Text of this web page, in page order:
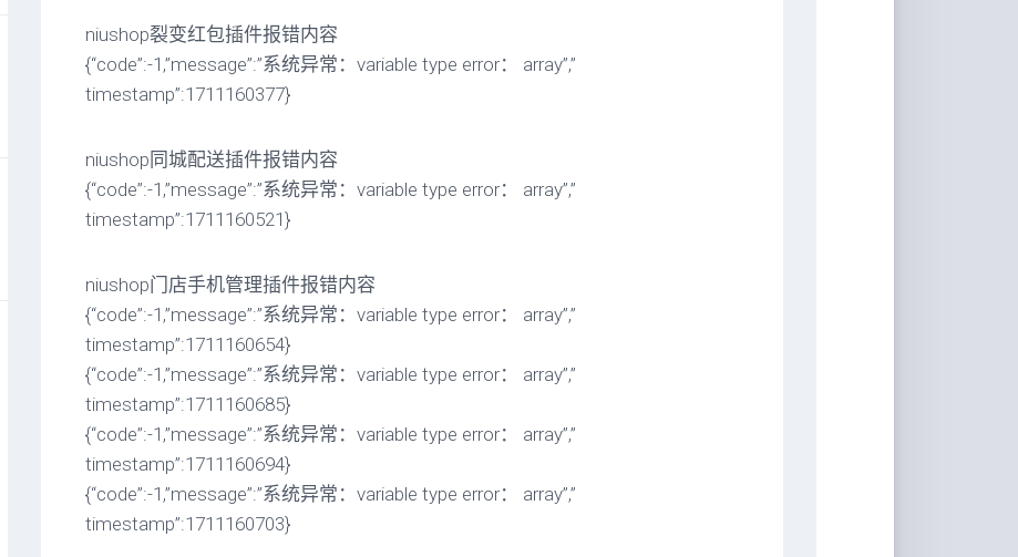
niushop裂变红包插件报错内容
{“code”:-1,”message”:”系统异常：variable type error： array”,”
timestamp”:1711160377}
niushop同城配送插件报错内容
{“code”:-1,”message”:”系统异常：variable type error： array”,”
timestamp”:1711160521}
niushop门店手机管理插件报错内容
{“code”:-1,”message”:”系统异常：variable type error： array”,”
timestamp”:1711160654}
{“code”:-1,”message”:”系统异常：variable type error： array”,”
timestamp”:1711160685}
{“code”:-1,”message”:”系统异常：variable type error： array”,”
timestamp”:1711160694}
{“code”:-1,”message”:”系统异常：variable type error： array”,”
timestamp”:1711160703}